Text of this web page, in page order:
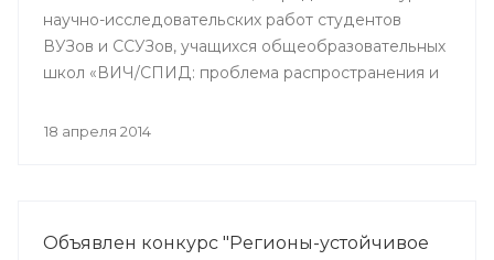
научно-исследовательских работ студентов
ВУЗов и ССУЗов, учащихся общеобразовательных
школ «ВИЧ/СПИД: проблема распространения и
18 апреля 2014
Объявлен конкурс "Регионы-устойчивое